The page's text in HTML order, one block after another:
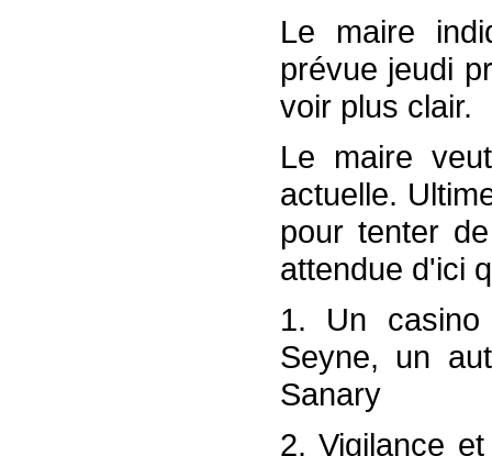
Le maire
prévue jeudi
voir plus clair.
Le maire
actuelle.
pour tenter
attendue d'ici
1. Un
Seyne, un
Sanary
2. Vigilance